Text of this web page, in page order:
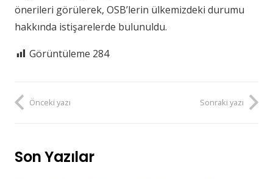
önerileri görülerek, OSB’lerin ülkemizdeki durumu
hakkında istişarelerde bulunuldu.
Görüntüleme 284
Önceki yazı Sonraki yazı
Son Yazılar